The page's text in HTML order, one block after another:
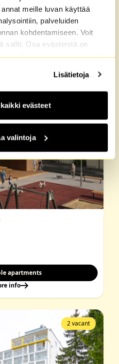
meille luvan käyttää
palveluiden
kohdentamiseen. Voit
sallit. Osa evästeistä on
toiminnan kannalta
Lisätietoja
evästeet
valintoja
vuokra-
apartments
info
2 vacant